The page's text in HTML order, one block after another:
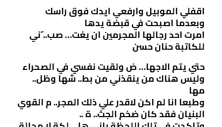
اقفلي الموبيل وارفعي ايدك فوق راسك
وبعدما اصبحت في قبضة يدها
امرت احد رجالها المجرمين ان يغت… صب.. َني
للكاتبة حنان حسن
حتي يتم الاجها… ض ولقيت نفسي في الصحراء
وليس هناك من ينقذني من بط.. شها وظل..
مها
وطبعا انا لم اكن لاقدر علي ذلك المجر.. م القوي
البنيان فقد كان ضخم الجث.. ة ..